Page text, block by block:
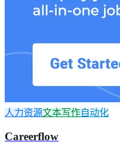
人力资源文本写作自动化
Careerflow